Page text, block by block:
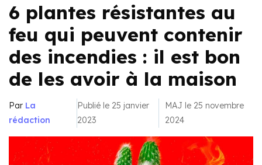
6 plantes résistantes au
feu qui peuvent contenir
des incendies : il est bon
de les avoir à la maison
Par La
rédaction
Publié le 25 janvier
2023
MAJ le 25 novembre
2024